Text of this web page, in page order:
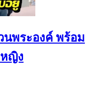
นพระองค์ พร้อม
ญิง